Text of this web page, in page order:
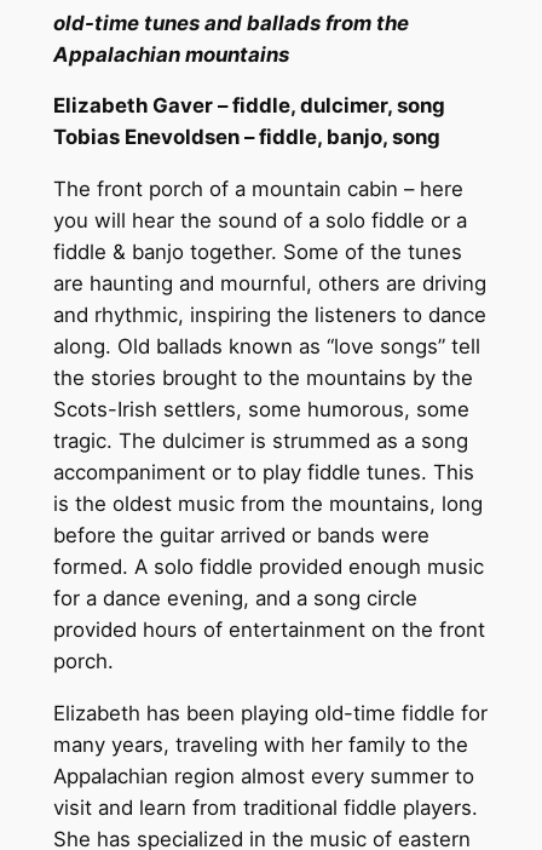
old-time tunes and ballads from the
Appalachian mountains
Elizabeth Gaver – fiddle, dulcimer, song
Tobias Enevoldsen – fiddle, banjo, song
The front porch of a mountain cabin – here
you will hear the sound of a solo fiddle or a
fiddle & banjo together. Some of the tunes
are haunting and mournful, others are driving
and rhythmic, inspiring the listeners to dance
along. Old ballads known as “love songs” tell
the stories brought to the mountains by the
Scots-Irish settlers, some humorous, some
tragic. The dulcimer is strummed as a song
accompaniment or to play fiddle tunes. This
is the oldest music from the mountains, long
before the guitar arrived or bands were
formed. A solo fiddle provided enough music
for a dance evening, and a song circle
provided hours of entertainment on the front
porch.
Elizabeth has been playing old-time fiddle for
many years, traveling with her family to the
Appalachian region almost every summer to
visit and learn from traditional fiddle players.
She has specialized in the music of eastern